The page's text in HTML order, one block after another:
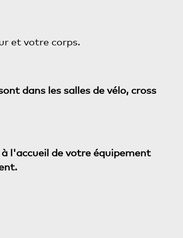
et votre corps.
dans les salles de vélo, cross
l'accueil de votre équipement